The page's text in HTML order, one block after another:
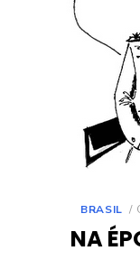
BRASIL
NA